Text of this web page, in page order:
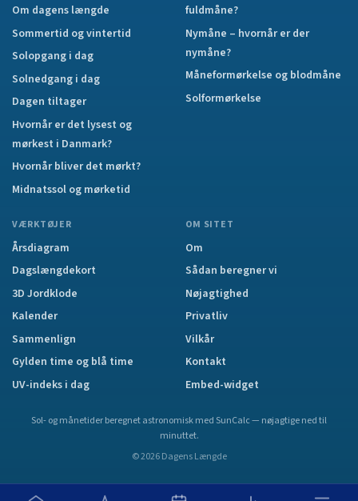
Om dagens længde
Sommertid og vintertid
Solopgang i dag
Solnedgang i dag
Dagen tiltager
Hvornår er det lysest og
mørkest i Danmark?
Hvornår bliver det mørkt?
Midnatssol og mørketid
fuldmåne?
Nymåne – hvornår er der
nymåne?
Måneformørkelse og blodmåne
Solformørkelse
VÆRKTØJER
Årsdiagram
Dagslængdekort
3D Jordklode
Kalender
Sammenlign
Gylden time og blå time
UV-indeks i dag
OM SITET
Om
Sådan beregner vi
Nøjagtighed
Privatliv
Vilkår
Kontakt
Embed-widget
Sol- og månetider beregnet astronomisk med SunCalc — nøjagtige ned til
minuttet.
©2026 Dagens Længde